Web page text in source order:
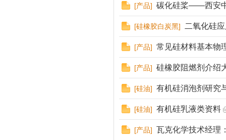
[产品] 碳化硅桨——西安
[硅橡胶白炭黑] 二氧化硅
[产品] 常见硅材料基本物
[产品] 硅橡胶阻燃剂介绍
[硅油] 有机硅消泡剂研究
[硅油] 有机硅乳液类资料
[产品] 瓦克化学技术经理